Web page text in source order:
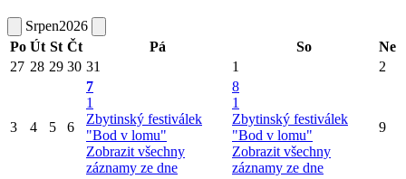
Srpen2026
Po Út St Čt Pá So
Ne
27 28 29 30 31 1 2
3 4 5 6
7
1
Zbytinský festiválek
"Bod v lomu"
Zobrazit všechny
záznamy ze dne
8
1
Zbytinský festiválek
"Bod v lomu"
Zobrazit všechny
záznamy ze dne
9